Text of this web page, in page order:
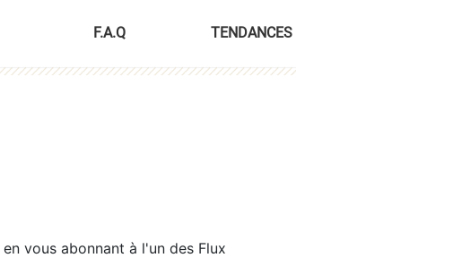
F.A.Q TENDANCES
vous abonnant à l'un des Flux